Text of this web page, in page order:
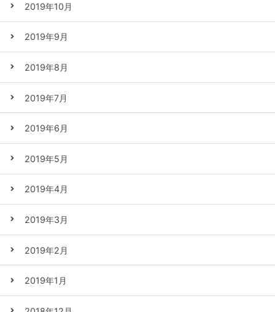
2019年10月
2019年9月
2019年8月
2019年7月
2019年6月
2019年5月
2019年4月
2019年3月
2019年2月
2019年1月